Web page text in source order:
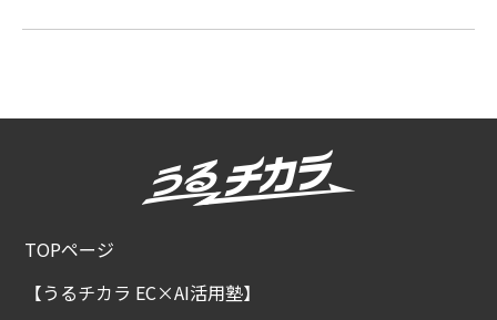
TOPページ
【うるチカラ EC×AI活用塾】